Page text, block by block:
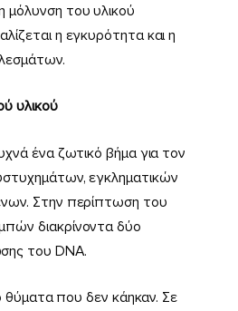
του υλικού
η εγκυρότητα και η
υλικού
ένα ζωτικό βήμα για τον
εγκληματικών
Στην περίπτωση του
διακρίνοντα δύο
του DNA.
θύματα που δεν κάηκαν. Σε